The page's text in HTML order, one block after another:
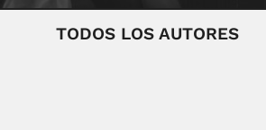
TODOS LOS AUTORES